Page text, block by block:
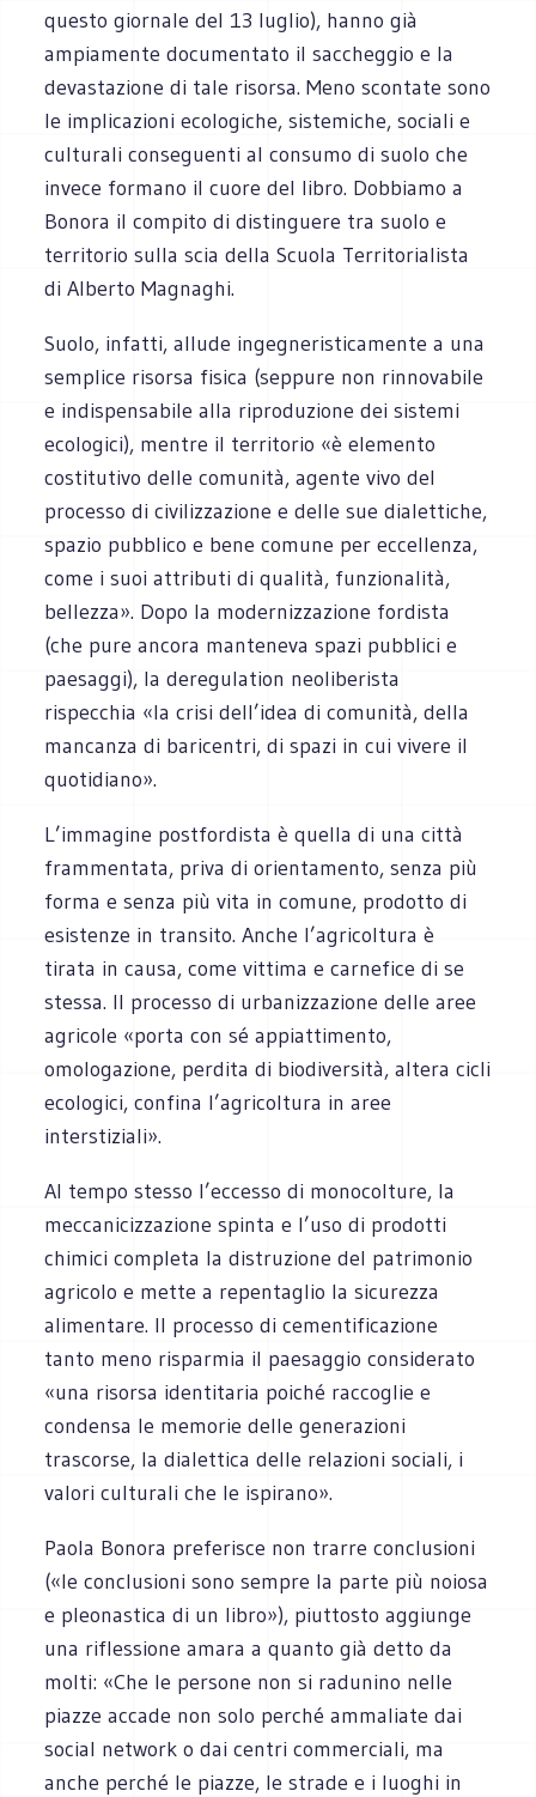
questo giornale del 13 luglio), hanno già
ampiamente documentato il saccheggio e la
devastazione di tale risorsa. Meno scontate sono
le implicazioni ecologiche, sistemiche, sociali e
culturali conseguenti al consumo di suolo che
invece formano il cuore del libro. Dobbiamo a
Bonora il compito di distinguere tra suolo e
territorio sulla scia della Scuola Territorialista
di Alberto Magnaghi.
Suolo, infatti, allude ingegneristicamente a una
semplice risorsa fisica (seppure non rinnovabile
e indispensabile alla riproduzione dei sistemi
ecologici), mentre il territorio «è elemento
costitutivo delle comunità, agente vivo del
processo di civilizzazione e delle sue dialettiche,
spazio pubblico e bene comune per eccellenza,
come i suoi attributi di qualità, funzionalità,
bellezza». Dopo la modernizzazione fordista
(che pure ancora manteneva spazi pubblici e
paesaggi), la deregulation neoliberista
rispecchia «la crisi dell’idea di comunità, della
mancanza di baricentri, di spazi in cui vivere il
quotidiano».
L’immagine postfordista è quella di una città
frammentata, priva di orientamento, senza più
forma e senza più vita in comune, prodotto di
esistenze in transito. Anche l’agricoltura è
tirata in causa, come vittima e carnefice di se
stessa. Il processo di urbanizzazione delle aree
agricole «porta con sé appiattimento,
omologazione, perdita di biodiversità, altera cicli
ecologici, confina l’agricoltura in aree
interstiziali».
Al tempo stesso l’eccesso di monocolture, la
meccanicizzazione spinta e l’uso di prodotti
chimici completa la distruzione del patrimonio
agricolo e mette a repentaglio la sicurezza
alimentare. Il processo di cementificazione
tanto meno risparmia il paesaggio considerato
«una risorsa identitaria poiché raccoglie e
condensa le memorie delle generazioni
trascorse, la dialettica delle relazioni sociali, i
valori culturali che le ispirano».
Paola Bonora preferisce non trarre conclusioni
(«le conclusioni sono sempre la parte più noiosa
e pleonastica di un libro»), piuttosto aggiunge
una riflessione amara a quanto già detto da
molti: «Che le persone non si radunino nelle
piazze accade non solo perché ammaliate dai
social network o dai centri commerciali, ma
anche perché le piazze, le strade e i luoghi in